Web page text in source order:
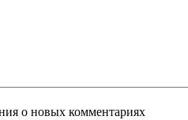
о новых комментариях